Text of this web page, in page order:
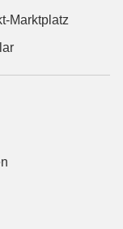
Marktplatz